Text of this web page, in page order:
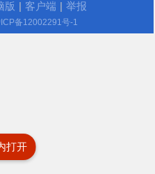
打开
版 客户端 举报
备12002291号-1